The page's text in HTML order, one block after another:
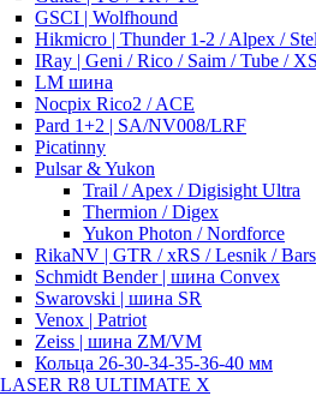
GSCI | Wolfhound
Hikmicro | Thunder 1-2 / Alpex /
IRay | Geni / Rico / Saim / Tube /
LM шина
Nocpix Rico2 / ACE
Pard 1+2 | SA/NV008/LRF
Picatinny
Pulsar & Yukon
Trail / Apex / Digisight Ultra
Thermion / Digex
Yukon Photon / Nordforce
RikaNV | GTR / xRS / Lesnik /
Schmidt Bender | шина Convex
Swarovski | шина SR
Venox | Patriot
Zeiss | шина ZM/VM
Кольца 26-30-34-35-36-40 мм
R8 ULTIMATE X